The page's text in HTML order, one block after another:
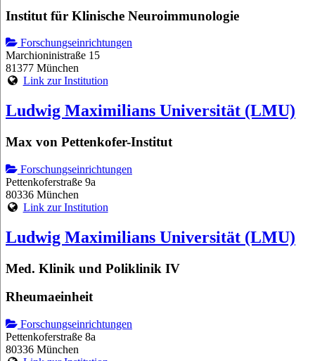
Institut für Klinische Neuroimmunologie
Forschungseinrichtungen
Marchioninistraße 15
81377 München
Link zur Institution
Ludwig Maximilians Universität (LMU)
Max von Pettenkofer-Institut
Forschungseinrichtungen
Pettenkoferstraße 9a
80336 München
Link zur Institution
Ludwig Maximilians Universität (LMU)
Med. Klinik und Poliklinik IV
Rheumaeinheit
Forschungseinrichtungen
Pettenkoferstraße 8a
80336 München